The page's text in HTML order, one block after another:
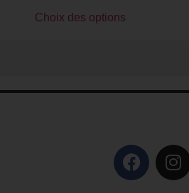
Choix des options